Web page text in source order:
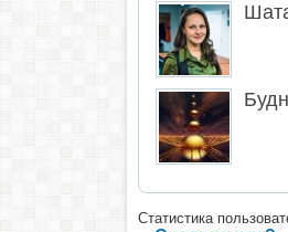
Статистика